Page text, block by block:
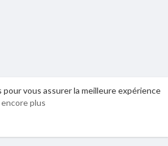
vous assurer la meilleure expérience
plus